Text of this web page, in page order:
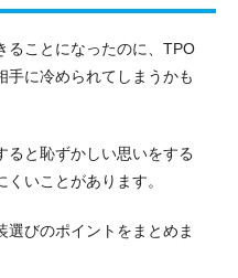
ることになったのに、TPO
手に冷められてしまうかも
ると恥ずかしい思いをする
いことがあります。
選びのポイントをまとめま